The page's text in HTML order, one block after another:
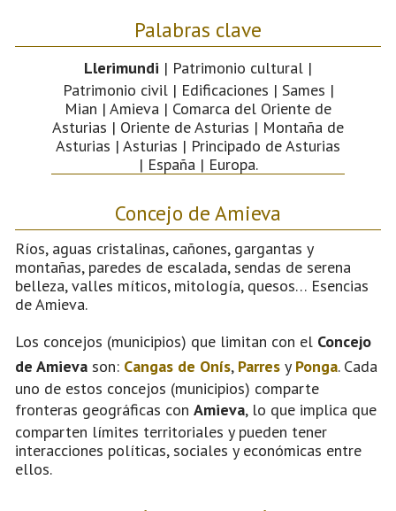
Palabras clave
Llerimundi | Patrimonio cultural |
Patrimonio civil | Edificaciones | Sames |
Mian | Amieva | Comarca del Oriente de
Asturias | Oriente de Asturias | Montaña de
Asturias | Asturias | Principado de Asturias
| España | Europa.
Concejo de Amieva
Ríos, aguas cristalinas, cañones, gargantas y
montañas, paredes de escalada, sendas de serena
belleza, valles míticos, mitología, quesos… Esencias
de Amieva.
Los concejos (municipios) que limitan con el Concejo
de Amieva son: Cangas de Onís, Parres y Ponga. Cada
uno de estos concejos (municipios) comparte
fronteras geográficas con Amieva, lo que implica que
comparten límites territoriales y pueden tener
interacciones políticas, sociales y económicas entre
ellos.